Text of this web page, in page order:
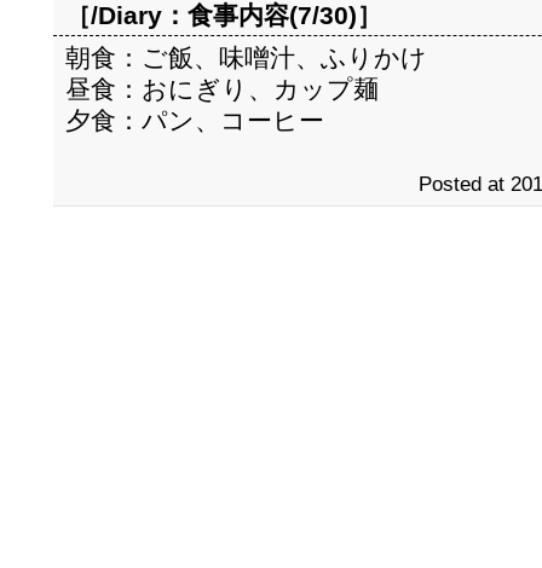
［/Diary： 食事内容(7/30)］
朝食：ご飯、味噌汁、ふりかけ
昼食：おにぎり、カップ麺
夕食：パン、コーヒー
Posted at